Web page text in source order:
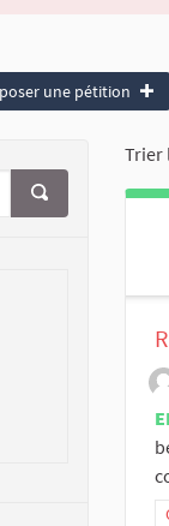
une pétition
Trier